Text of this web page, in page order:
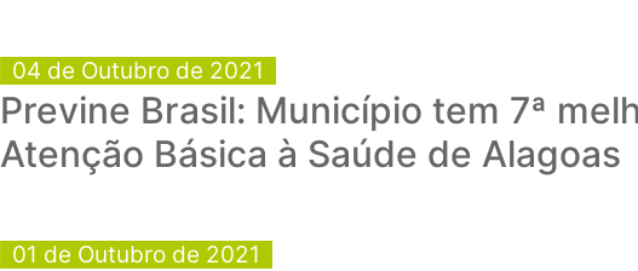
04 de Outubro de 2021
Previne Brasil: Município tem 7ª
Atenção Básica à Saúde de Alagoas
01 de Outubro de 2021